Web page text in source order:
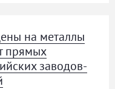
на металлы
прямых
заводов-